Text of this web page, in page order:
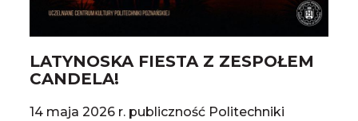
LATYNOSKA FIESTA Z ZESPOŁEM
CANDELA!
14 maja 2026 r. publiczność Politechniki